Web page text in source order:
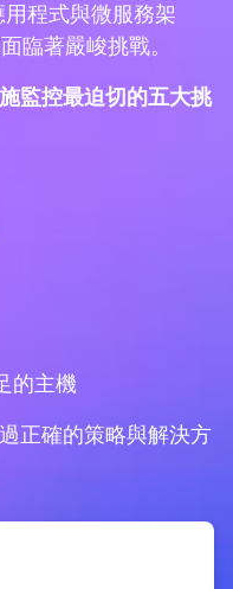
程式與微服務架
臨著嚴峻挑戰。
監控最迫切的五大挑
的主機
正確的策略與解決方